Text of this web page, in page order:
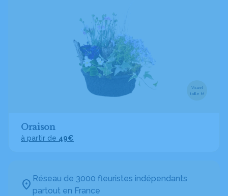
Réseau de 3000 fleuristes indépendants
partout en France
Visuel
taille M
Oraison
à partir de 49€